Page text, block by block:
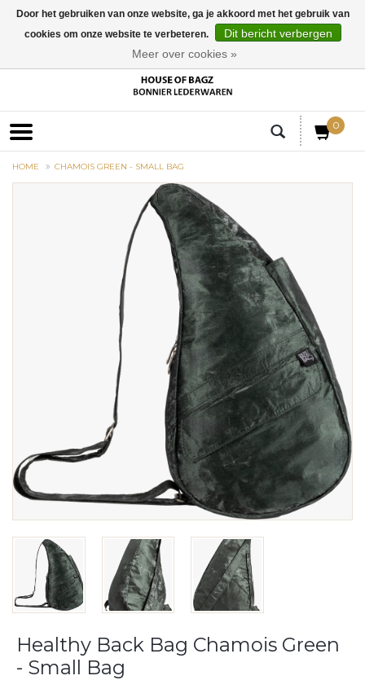
0
HOME CHAMOIS GREEN - SMALL BAG
Healthy Back Bag Chamois Green
- Small Bag
Door het gebruiken van onze website, ga je akkoord met het gebruik van
cookies om onze website te verbeteren.
Dit bericht verbergen
Meer over cookies »